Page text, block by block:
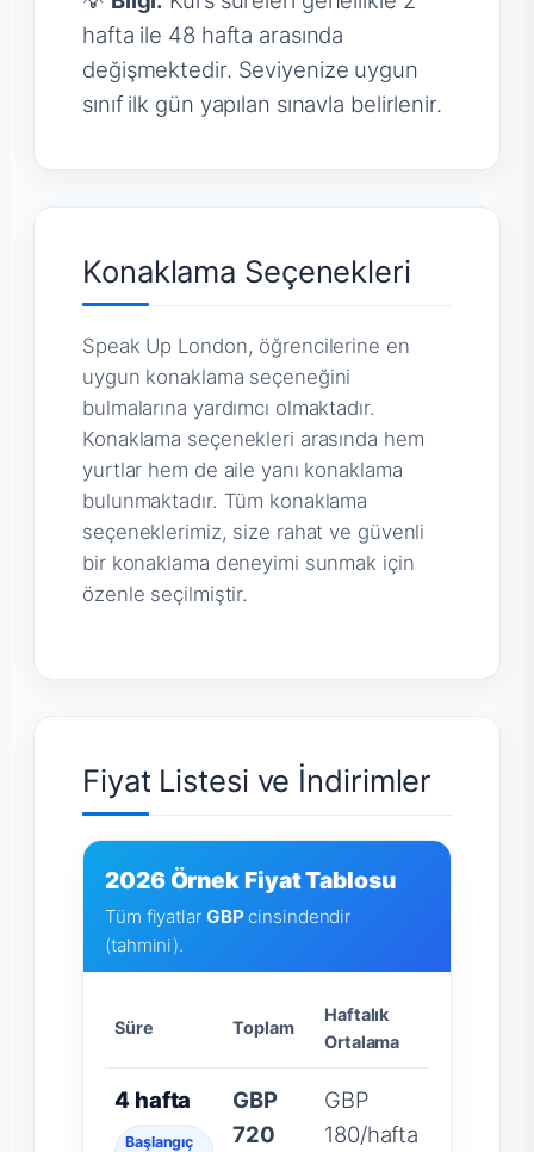
hafta ile 48 hafta arasında
değişmektedir. Seviyenize uygun
sınıf ilk gün yapılan sınavla belirlenir.
Konaklama Seçenekleri
Speak Up London, öğrencilerine en
uygun konaklama seçeneğini
bulmalarına yardımcı olmaktadır.
Konaklama seçenekleri arasında hem
yurtlar hem de aile yanı konaklama
bulunmaktadır. Tüm konaklama
seçeneklerimiz, size rahat ve güvenli
bir konaklama deneyimi sunmak için
özenle seçilmiştir.
Fiyat Listesi ve İndirimler
2026 Örnek Fiyat Tablosu
Tüm fiyatlar GBPcinsindendir
(tahmini).
Süre Toplam
Haftalık
Ortalama
4 hafta
Başlangıç
GBP
720
GBP
180/hafta